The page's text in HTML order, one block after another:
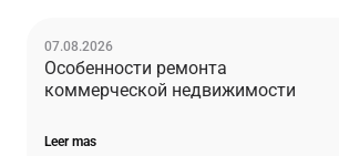
07.08.2026
Особенности ремонта
коммерческой недвижимости
Leer mas